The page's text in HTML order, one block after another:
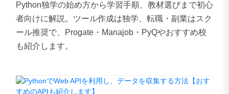
Python独学の始め方から学習手順、教材選びまで初心
者向けに解説。ツール作成は独学、転職・副業はスク
ール推奨で、Progate・Manajob・PyQやおすすめ校
も紹介します。